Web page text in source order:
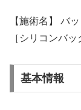
【施術名】 バ
［シリコンバ
基本情報